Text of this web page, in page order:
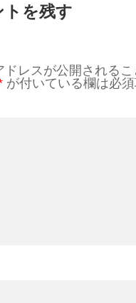
トを残す
ドレスが公開されるこ
が付いている欄は必